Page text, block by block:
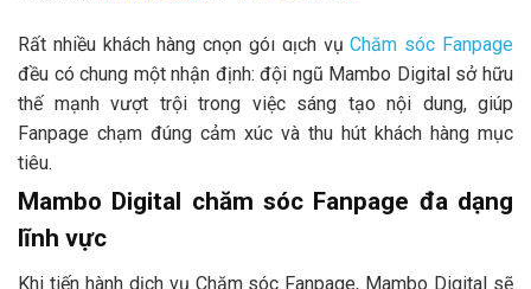
Rất nhiều khách hàng chọn gói dịch vụChăm sóc Fanpage
đều có chung một nhận định: đội ngũ Mambo Digital sở hữu
thế mạnh vượt trội trong việc sáng tạo nội dung, giúp
Fanpage chạm đúng cảm xúc và thu hút khách hàng mục
tiêu.
Mambo Digital chăm sóc Fanpage đa dạng
lĩnh vực
Khi tiến hành dịch vụ Chăm sóc Fanpage, Mambo Digital sẽ